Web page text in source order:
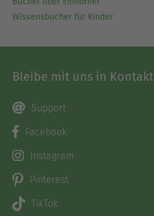
Wissensbücher für Kinder
Bleibe mit uns in Kontakt
Support
Facebook
Instagram
Pinterest
TikTok